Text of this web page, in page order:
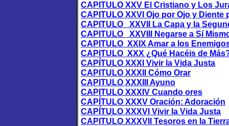
CAPITULO XXV El Cristiano y Los
CAPITULO XXVI Ojo por Ojo y Diente
CAPITULO XXVII La Capa y la
CAPITULO XXVIII Negarse a Sí
CAPITULO XXIX Amar a los
CAPITULO XXX ¿Qué Hacéis de
CAPÍTULO XXXI Vivir la Vida Justa
CAPITULO XXXII Cómo Orar
CAPITULO XXXIII Ayuno
CAPITULO XXXIV Cuando ores
CAPÍTULO XXXV Oración: Adoración
CAPÍTULO XXXVI Vivir la Vida Justa
CAPITULO XXXVII Tesoros en la